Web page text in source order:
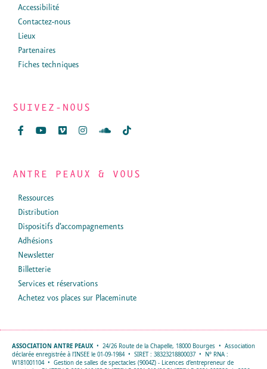
Accessibilité
Contactez-nous
Lieux
Partenaires
Fiches techniques
SUIVEZ-NOUS
ANTRE PEAUX & VOUS
Ressources
Distribution
Dispositifs d’accompagnements
Adhésions
Newsletter
Billetterie
Services et réservations
Achetez vos places sur Placeminute
ASSOCIATION ANTRE PEAUX• 24/26 Route de la Chapelle, 18000 Bourges • Association
déclarée enregistrée à l'INSEE le 01-09-1984 • SIRET : 38323218800037 • N° RNA :
W181001104 • Gestion de salles de spectacles (9004Z) - Licences d’entrepreneur de